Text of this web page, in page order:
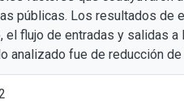
públicas. Los resultados de
flujo de entradas y salidas
analizado fue de reducción de